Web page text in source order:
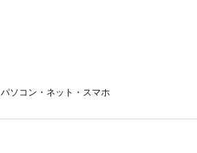
パソコン・ネット・スマホ